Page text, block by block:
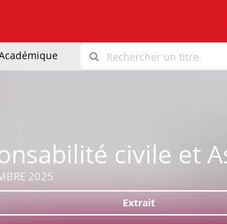
civile et
2025
Extrait